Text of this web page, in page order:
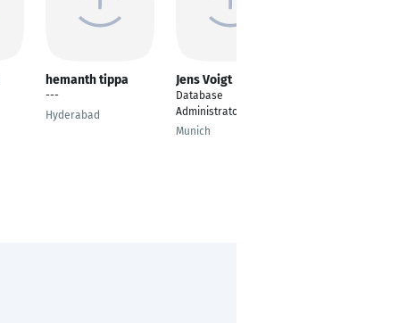
hemanth tippa
---
Hyderabad
Jens Voigt
Database
Administrator
Munich